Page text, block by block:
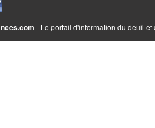
- Le portail d'information du deuil et